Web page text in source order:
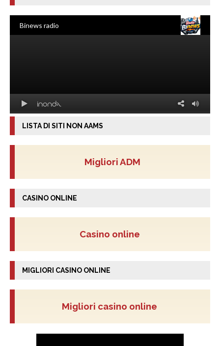
LISTA DI SITI NON AAMS
Migliori ADM
CASINO ONLINE
Casino online
MIGLIORI CASINO ONLINE
Migliori casino online